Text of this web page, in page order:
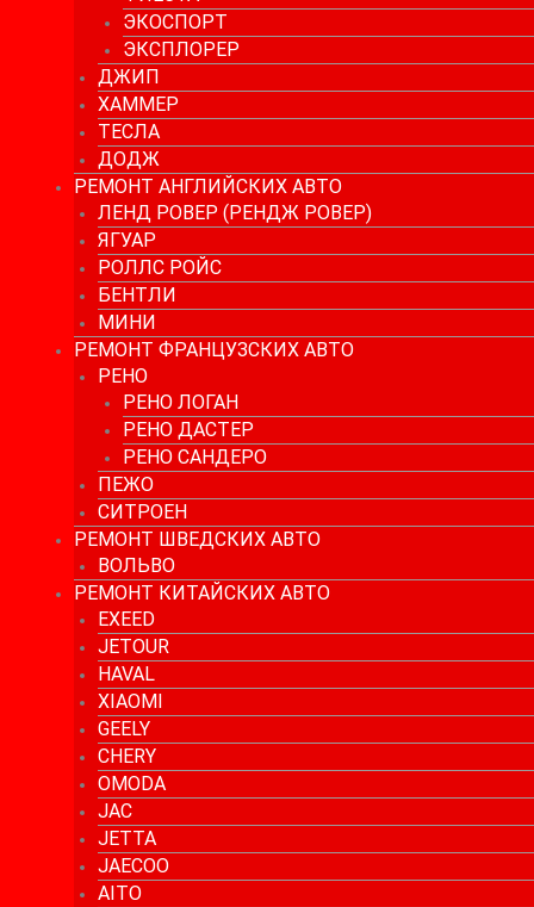
ЭКОСПОРТ
ЭКСПЛОРЕР
ДЖИП
ХАММЕР
ТЕСЛА
ДОДЖ
РЕМОНТ АНГЛИЙСКИХ АВТО
ЛЕНД РОВЕР (РЕНДЖ РОВЕР)
ЯГУАР
РОЛЛС РОЙС
БЕНТЛИ
МИНИ
РЕМОНТ ФРАНЦУЗСКИХ АВТО
РЕНО
РЕНО ЛОГАН
РЕНО ДАСТЕР
РЕНО САНДЕРО
ПЕЖО
СИТРОЕН
РЕМОНТ ШВЕДСКИХ АВТО
ВОЛЬВО
РЕМОНТ КИТАЙСКИХ АВТО
EXEED
JETOUR
HAVAL
XIAOMI
GEELY
CHERY
OMODA
JAC
JETTA
JAECOO
AITO